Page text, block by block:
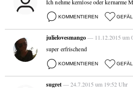
Ich nehme kernlose oder kernarme
KOMMENTIEREN
julielovesmango— 11.12.2015 um
super erfrischend
KOMMENTIEREN
sugret— 24.7.2015 um 19:52 Uhr